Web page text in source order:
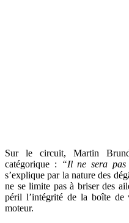
Sur le circuit, Martin
catégorique :
“Il ne sera pas
s’explique par la nature des
ne se limite pas à briser des
péril l’intégrité de la boîte de
moteur.